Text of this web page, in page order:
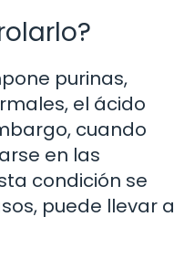
purinas,
el ácido
cuando
en las
condición se
puede llevar a